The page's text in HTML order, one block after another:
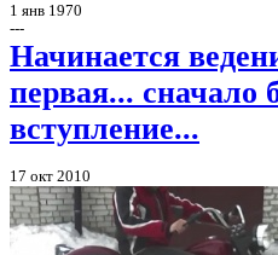
1 янв 1970
---
Начинается
первая... сначало
вступление...
17 окт 2010